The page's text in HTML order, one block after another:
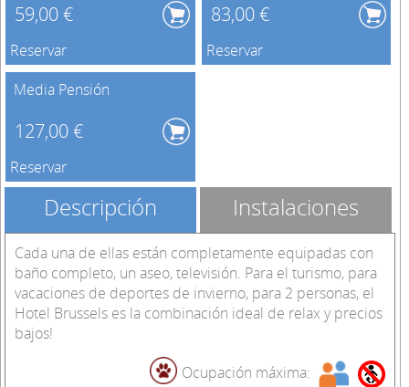
59,00 €
Reservar
83,00 €
Reservar
Media Pensión
127,00 €
Reservar
Descripción Instalaciones
Cada una de ellas están completamente equipadas con
baño completo, un aseo, televisión. Para el turismo, para
vacaciones de deportes de invierno, para 2 personas, el
Hotel Brussels es la combinación ideal de relax y precios
bajos!
Ocupación máxima: